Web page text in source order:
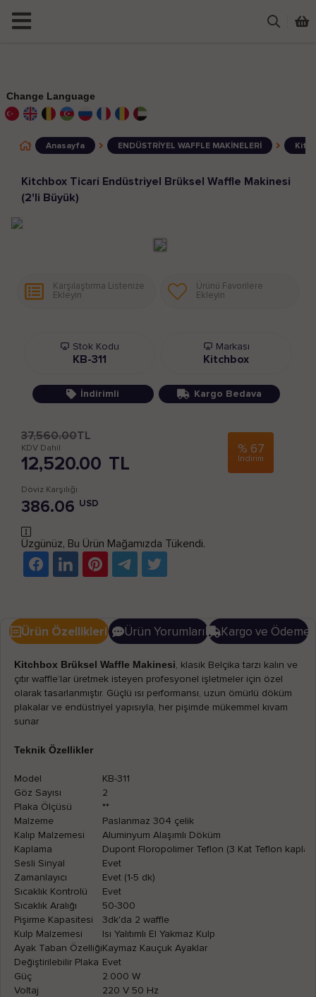
Change Language
Anasayfa ENDÜSTRİYEL WAFFLE MAKİNELERİ
Kitchbox Ticari Endüstriyel Brüksel Waffle Makinesi
(2'li Büyük)
Karşılaştırma Listenize
Ekleyin
Ürünü Favorilere
Ekleyin
Stok Kodu
KB-311
Markası
Kitchbox
İndirimli Kargo Bedava
% 67
İndirim
37,560.00TL
12,520.00 TL
KDV Dahil
Döviz Karşılığı
386.06 USD
Üzgünüz, Bu Ürün Mağamızda Tükendi.
Ürün Özellikleri Ürün Yorumları Kargo ve Ödeme
Kitchbox Brüksel Waffle Makinesi, klasik Belçika tarzı kalın ve
çıtır waffle’lar üretmek isteyen profesyonel işletmeler için özel
olarak tasarlanmıştır. Güçlü ısı performansı, uzun ömürlü döküm
plakalar ve endüstriyel yapısıyla, her pişimde mükemmel kıvam
sunar
Teknik Özellikler
Model
KB-311
Göz Sayısı
2
Plaka Ölçüsü
**
Malzeme
Paslanmaz 304 çelik
Kalıp Malzemesi
Aluminyum Alaşımlı Döküm
Kaplama
Dupont Floropolimer Teflon (3 Kat Teflon
Sesli Sinyal
Evet
Zamanlayıcı
Evet (1-5 dk)
Sıcaklık Kontrolü
Evet
Sıcaklık Aralığı
50-300
Pişirme Kapasitesi
3dk'da 2 waffle
Kulp Malzemesi
Isı Yalıtımlı El Yakmaz Kulp
Ayak Taban ÖzelliğiKaymaz Kauçuk Ayaklar
Değiştirilebilir Plaka Evet
Güç
2.000 W
Voltaj
220 V 50 Hz